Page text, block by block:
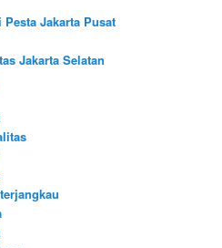
Jakarta Pusat
Jakarta Selatan